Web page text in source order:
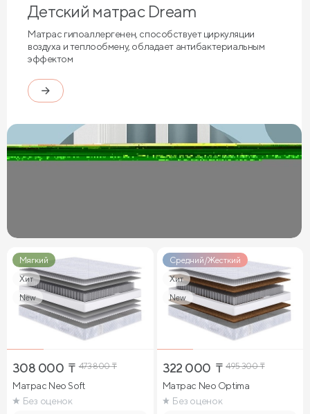
Детский матрас Dream
Матрас гипоаллергенен, способствует циркуляции
воздуха и теплообмену, обладает антибактериальным
эффектом
Мягкий
Хит
New
308 000 ₸ 473 800₸
Матрас Neo Soft
Без оценок
Средний/Жесткий
Хит
New
322 000 ₸ 495 300₸
Матрас Neo Optima
Без оценок